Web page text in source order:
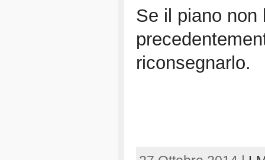
Se il piano non
riconsegnarlo.